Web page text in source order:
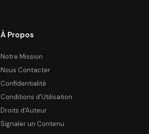
À Propos
Notre Mission
Nous Contacter
Confidentialité
Conditions d'Utilisation
Droits d'Auteur
Signaler un Contenu